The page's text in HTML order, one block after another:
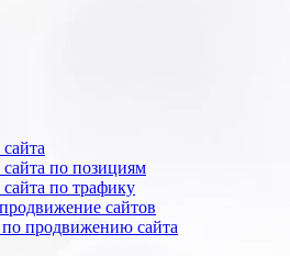
по позициям
по трафику
сайтов
по продвижению сайта